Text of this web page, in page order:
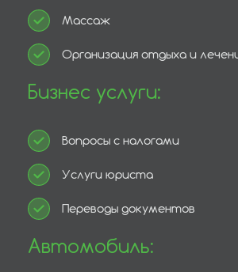
Массаж
Организация отдыха и
Бизнес услуги:
Вопросы с налогами
Услуги юриста
Переводы документов
Автомобиль: